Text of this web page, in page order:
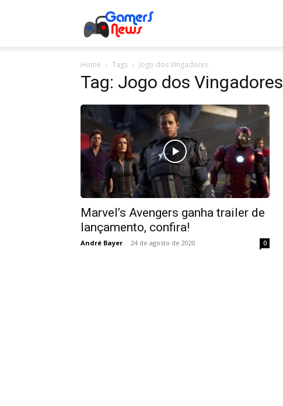
News
Home Tags Jogo dos Vingadores
Tag: Jogo dos Vingadores
Marvel’s Avengers ganha trailer de
lançamento, confira!
André Bayer - 24 de agosto de 2020 0